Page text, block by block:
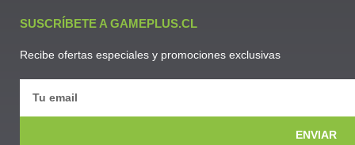
SUSCRÍBETE A GAMEPLUS.CL
Recibe ofertas especiales y promociones exclusivas
ENVIAR